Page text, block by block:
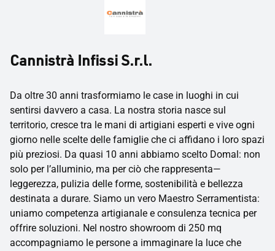
Cannistrà Infissi S.r.l.
Da oltre 30 anni trasformiamo le case in luoghi in cui
sentirsi davvero a casa. La nostra storia nasce sul
territorio, cresce tra le mani di artigiani esperti e vive ogni
giorno nelle scelte delle famiglie che ci affidano i loro spazi
più preziosi. Da quasi 10 anni abbiamo scelto Domal: non
solo per l’alluminio, ma per ciò che rappresenta—
leggerezza, pulizia delle forme, sostenibilità e bellezza
destinata a durare. Siamo un vero Maestro Serramentista:
uniamo competenza artigianale e consulenza tecnica per
offrire soluzioni. Nel nostro showroom di 250 mq
accompagniamo le persone a immaginare la luce che